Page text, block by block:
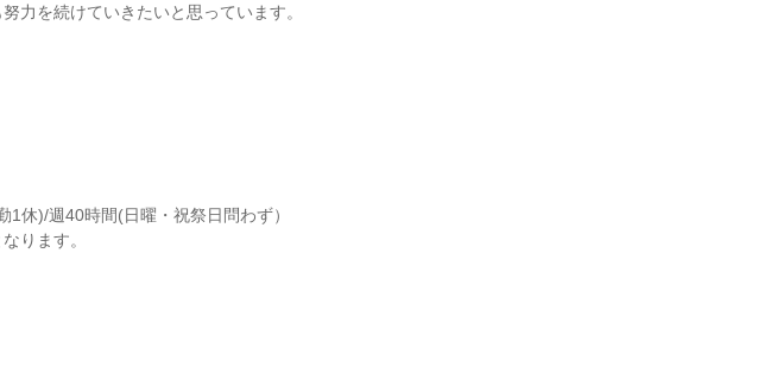
力を続けていきたいと思っています。
休)/週40時間(日曜・祝祭日問わず）
ります。